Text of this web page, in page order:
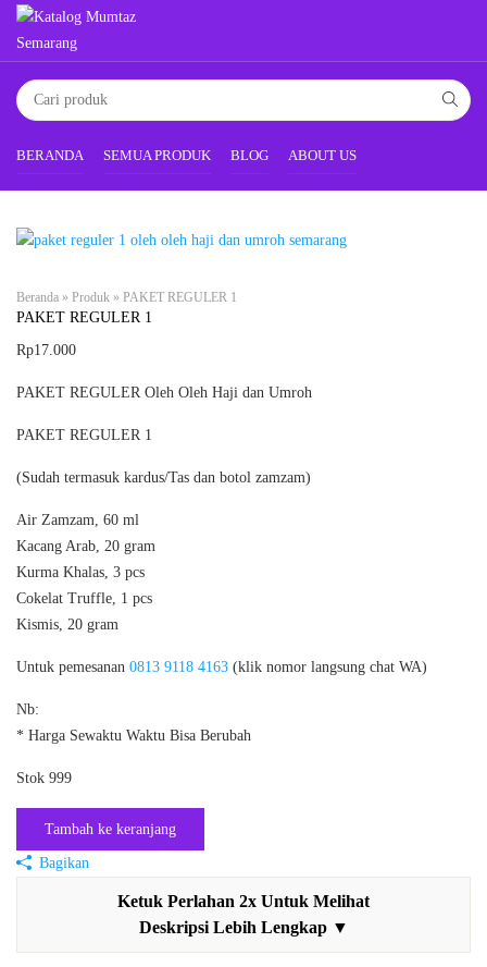
BERANDA SEMUA PRODUK BLOG ABOUT US
Beranda » Produk » PAKET REGULER 1
PAKET REGULER 1
Rp17.000
PAKET REGULER Oleh Oleh Haji dan Umroh
PAKET REGULER 1
(Sudah termasuk kardus/Tas dan botol zamzam)
Air Zamzam, 60 ml
Kacang Arab, 20 gram
Kurma Khalas, 3 pcs
Cokelat Truffle, 1 pcs
Kismis, 20 gram
Untuk pemesanan 0813 9118 4163 (klik nomor langsung chat WA)
Nb:
* Harga Sewaktu Waktu Bisa Berubah
Stok 999
Tambah ke keranjang
Bagikan